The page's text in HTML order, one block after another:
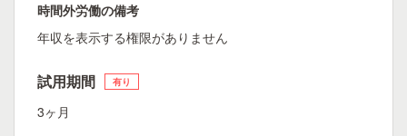
時間外労働の備考
年収を表示する権限がありません
試用期間 有り
3ヶ月